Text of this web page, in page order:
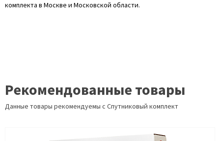
комплекта в Москве и Московской области.
Рекомендованные товары
Данные товары рекомендуемы с Спутниковый комплект